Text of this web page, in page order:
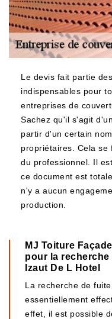
Le devis fait partie
indispensables pour
entreprises de
Sachez qu'il s'agit
partir d'un certain
propriétaires. Cela se
du professionnel. Il
ce document est
n'y a aucun
production.
MJ Toiture
pour la
Izaut De L Hotel
La recherche de
essentiellement
effet, il est possible